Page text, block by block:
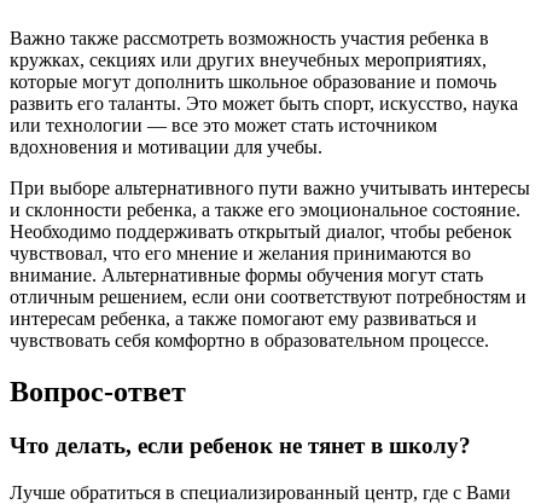
Важно также рассмотреть возможность участия ребенка в
кружках, секциях или других внеучебных мероприятиях,
которые могут дополнить школьное образование и помочь
развить его таланты. Это может быть спорт, искусство, наука
или технологии — все это может стать источником
вдохновения и мотивации для учебы.
При выборе альтернативного пути важно учитывать интересы
и склонности ребенка, а также его эмоциональное состояние.
Необходимо поддерживать открытый диалог, чтобы ребенок
чувствовал, что его мнение и желания принимаются во
внимание. Альтернативные формы обучения могут стать
отличным решением, если они соответствуют потребностям и
интересам ребенка, а также помогают ему развиваться и
чувствовать себя комфортно в образовательном процессе.
Вопрос-ответ
Что делать, если ребенок не тянет в школу?
Лучше обратиться в специализированный центр, где с Вами